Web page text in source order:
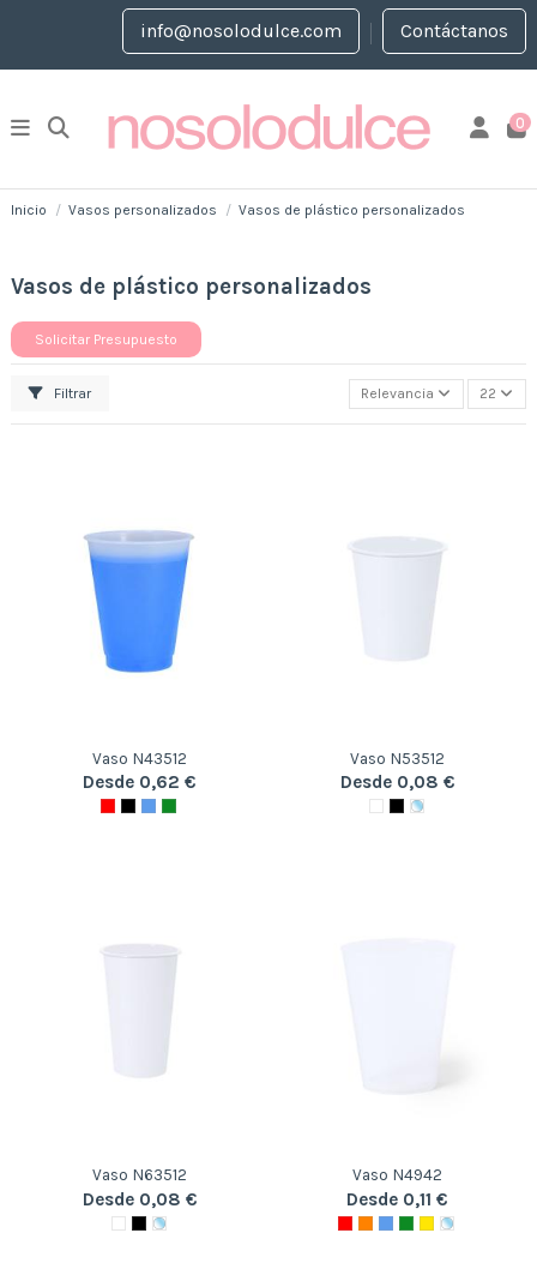
info@nosolodulce.com Contáctanos
0
Inicio Vasos personalizados Vasos de plástico personalizados
Vasos de plástico personalizados
Solicitar Presupuesto
Filtrar Relevancia 22
Vaso N43512
Desde 0,62 €
Vaso N53512
Desde 0,08 €
Vaso N63512
Desde 0,08 €
Vaso N4942
Desde 0,11 €